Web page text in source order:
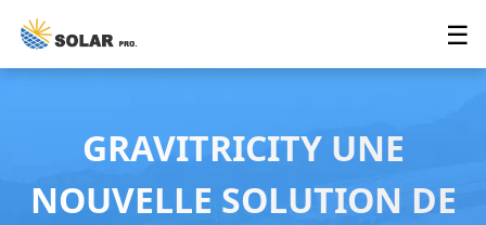
☰
GRAVITRICITY UNE
NOUVELLE SOLUTION DE